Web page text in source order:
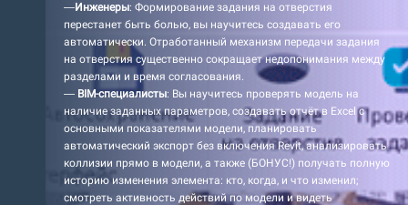
—Инженеры: Формирование задания на отверстия
перестанет быть болью, вы научитесь создавать его
автоматически. Отработанный механизм передачи задания
на отверстия существенно сокращает недопонимания между
разделами и время согласования.
— BIM-специалисты: Вы научитесь проверять модель на
наличие заданных параметров, создавать отчёт в Excel с
основными показателями модели, планировать
автоматический экспорт без включения Revit, анализировать
коллизии прямо в модели, а также (БОНУС!) получать полную
историю изменения элемента: кто, когда, и что изменил;
смотреть активность действий по модели и видеть